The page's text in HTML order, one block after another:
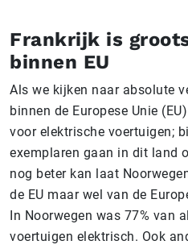
Frankrijk is
binnen EU
Als we kijken naar absolute
binnen de Europese Unie
voor elektrische voertuigen;
exemplaren gaan in dit land
nog beter kan laat
de EU maar wel van de
In Noorwegen was 77% van
voertuigen elektrisch. Ook